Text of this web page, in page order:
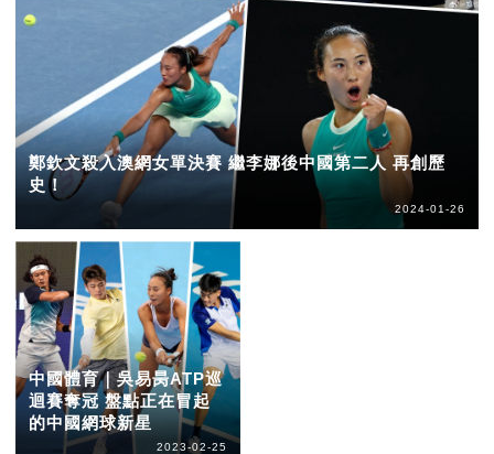
鄭欽文殺入澳網女單決賽 繼李娜後中國第二人 再創歷
史！
2024-01-26
中國體育｜吳易昺ATP巡
迴賽奪冠 盤點正在冒起
的中國網球新星
2023-02-25